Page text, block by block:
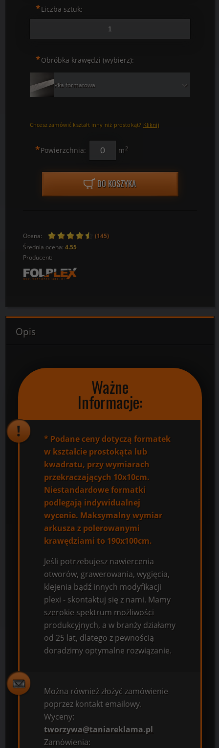
*Liczba sztuk:
*Obróbka krawędzi (wybierz):
Piła formatowa
Chcesz zamówić kształt inny niż prostokąt? Kliknij
*Powierzchnia: m2
DO KOSZYKA
Ocena:
(145)
Średnia ocena: 4.55
Producent:
Opis
Ważne
Informacje:
* Podane ceny dotyczą formatek
w kształcie prostokąta lub
kwadratu, przy wymiarach
przekraczających 10x10cm.
Niestandardowe formatki
podlegają indywidualnej
wycenie. Maksymalny wymiar
arkusza z polerowanymi
krawędziami to 190x100cm.
Jeśli potrzebujesz nawiercenia
otworów, grawerowania, wygięcia,
klejenia bądź innych modyfikacji
plexi - skontaktuj się z nami. Mamy
szerokie spektrum możliwości
produkcyjnych, a w branży działamy
od 25 lat, dlatego z pewnością
doradzimy optymalne rozwiązanie.
Można również złożyć zamówienie
poprzez kontakt emailowy.
Wyceny:
tworzywa@taniareklama.pl
Zamówienia: